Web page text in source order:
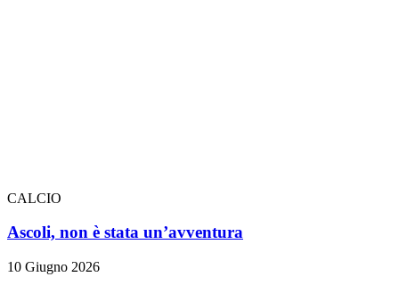
CALCIO
Ascoli, non è stata un’avventura
10 Giugno 2026